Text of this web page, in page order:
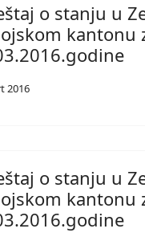
o stanju u
kantonu
2016
o stanju u
kantonu